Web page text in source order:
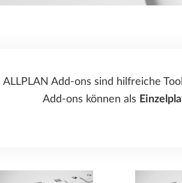
Precast - Fertigteilplanung
ALLPLAN Add-ons sind hilfreiche
Add-ons können als